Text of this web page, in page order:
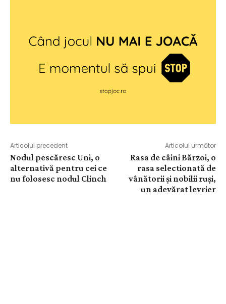
Articolul precedent
Nodul pescăresc Uni, o
alternativă pentru cei ce
nu folosesc nodul Clinch
Articolul următor
Rasa de câini Bărzoi, o
rasa selectionată de
vânătorii și nobilii ruși,
un adevărat levrier